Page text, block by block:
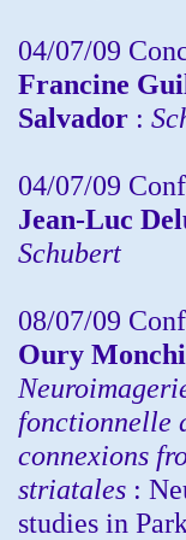
04/07/09
Francine
Salvador :
04/07/09
Jean-Luc
Schubert
08/07/09
Oury Monchi
fonctionnelle
connexions
striatales :
studies in